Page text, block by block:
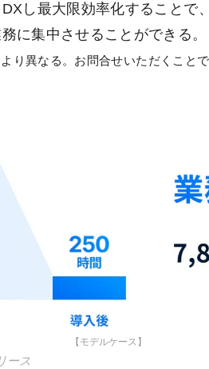
し最大限効率化することで
に集中させることができる。
り異なる。お問合せいただくことで
【モデルケース】
ース